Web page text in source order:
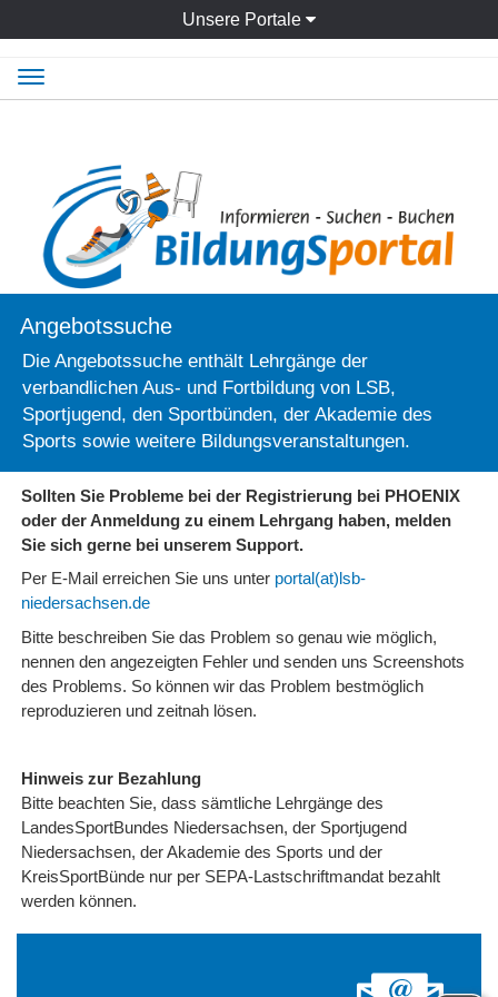
Unsere Portale
Angebotssuche
Die Angebotssuche enthält Lehrgänge der
verbandlichen Aus- und Fortbildung von LSB,
Sportjugend, den Sportbünden, der Akademie des
Sports sowie weitere Bildungsveranstaltungen.
Sollten Sie Probleme bei der Registrierung bei PHOENIX
oder der Anmeldung zu einem Lehrgang haben, melden
Sie sich gerne bei unserem Support.
Per E-Mail erreichen Sie uns unter portal(at)lsb-
niedersachsen.de
Bitte beschreiben Sie das Problem so genau wie möglich,
nennen den angezeigten Fehler und senden uns Screenshots
des Problems. So können wir das Problem bestmöglich
reproduzieren und zeitnah lösen.
Hinweis zur Bezahlung
Bitte beachten Sie, dass sämtliche Lehrgänge des
LandesSportBundes Niedersachsen, der Sportjugend
Niedersachsen, der Akademie des Sports und der
KreisSportBünde nur per SEPA-Lastschriftmandat bezahlt
werden können.
Navigation
ein-/ausblenden